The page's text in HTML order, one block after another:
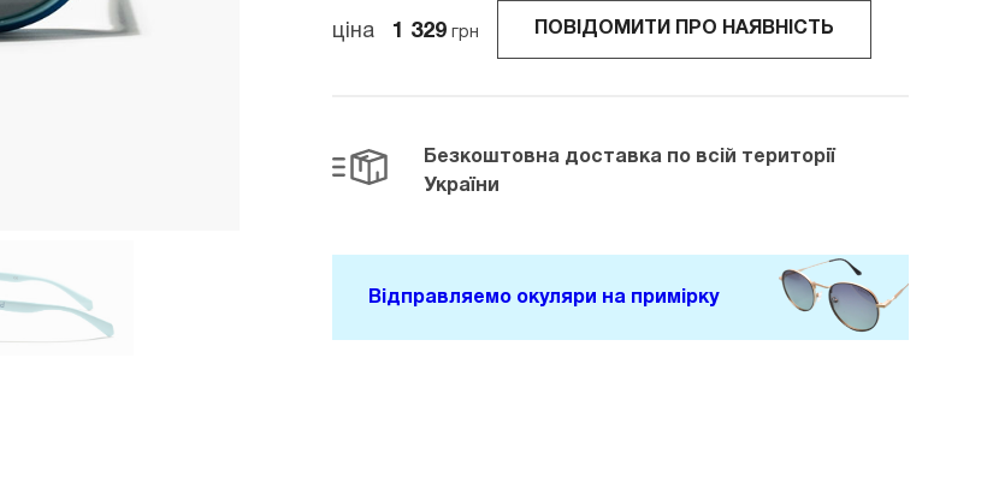
ціна 1 329 грн ПОВІДОМИТИ ПРО НАЯВНІСТЬ
Безкоштовна доставка по всій території
України
Відправляемо окуляри на примірку